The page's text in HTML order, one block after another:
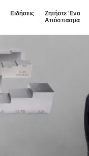
Ειδήσεις
Ζητήστε Ένα
Απόσπασμα